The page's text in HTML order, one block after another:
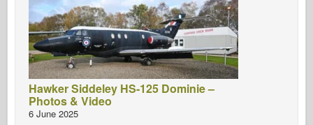
Hawker Siddeley HS-125 Dominie –
Photos & Video
6 June 2025